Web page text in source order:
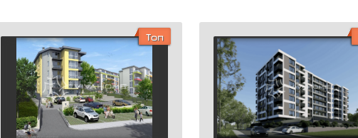
Топ